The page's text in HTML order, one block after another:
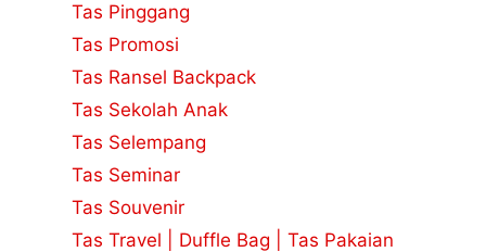
Tas Pinggang
Tas Promosi
Tas Ransel Backpack
Tas Sekolah Anak
Tas Selempang
Tas Seminar
Tas Souvenir
Tas Travel | Duffle Bag | Tas Pakaian